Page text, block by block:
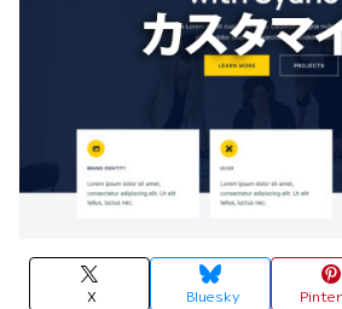
X Bluesky